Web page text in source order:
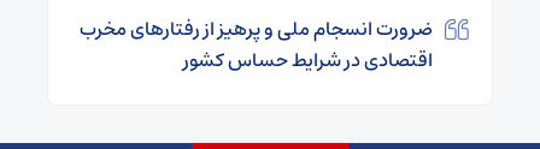
ضرورت انسجام ملی و پرهیز از رفتارهای مخرب
اقتصادی در شرایط حساس کشور